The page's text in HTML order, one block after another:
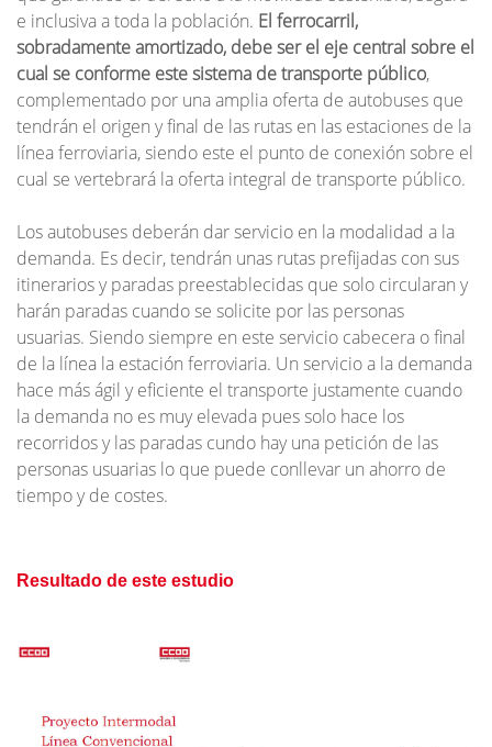
e inclusiva a toda la población. El ferrocarril,
sobradamente amortizado, debe ser el eje central sobre el
cual se conforme este sistema de transporte público,
complementado por una amplia oferta de autobuses que
tendrán el origen y final de las rutas en las estaciones de la
línea ferroviaria, siendo este el punto de conexión sobre el
cual se vertebrará la oferta integral de transporte público.
Los autobuses deberán dar servicio en la modalidad a la
demanda. Es decir, tendrán unas rutas prefijadas con sus
itinerarios y paradas preestablecidas que solo circularan y
harán paradas cuando se solicite por las personas
usuarias. Siendo siempre en este servicio cabecera o final
de la línea la estación ferroviaria. Un servicio a la demanda
hace más ágil y eficiente el transporte justamente cuando
la demanda no es muy elevada pues solo hace los
recorridos y las paradas cundo hay una petición de las
personas usuarias lo que puede conllevar un ahorro de
tiempo y de costes.
Resultado de este estudio